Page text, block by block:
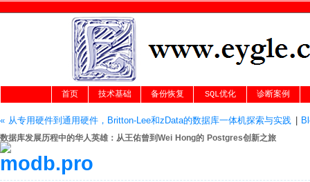
首页 技术基础 备份恢复 SQL优化 诊断案例
« 从专用硬件到通用硬件，Britton-Lee和zData的数据库一体机探索与实践
数据库发展历程中的华人英雄：从王佑曾到Wei Hong的 Postgres创新之旅